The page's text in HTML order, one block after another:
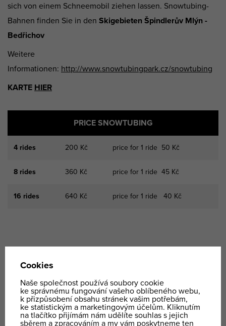
sich von einem Schneemobil ziehen lassen. Snowtubing-
Bahnen finden Sie in den Skigebieten Špindlerův Mlýn -
Bedřichov
Weitere
Informationen: http://www.snowtubingpark.cz/snowtubing
KARTE HIER
PRICE SNOWTUBING
4 rides 200 Kč price for 1 ride 50 Kč
8 rides 360 Kč price for 1 ride 45 Kč
16 rides 640 Kč price for 1 ride 40 Kč